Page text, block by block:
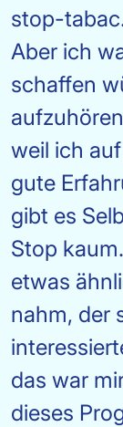
stop-
Aber ich
schaffen
weil ich
gute
gibt es
Stop
etwas
nahm, der
das war
dieses